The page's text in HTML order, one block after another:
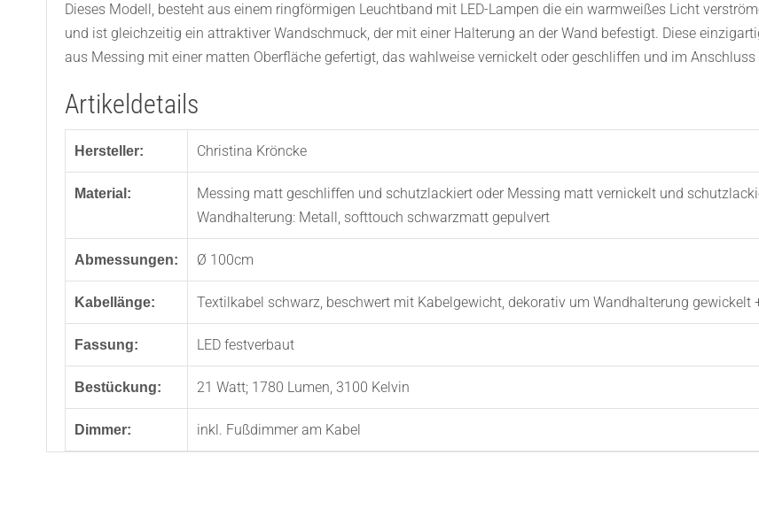
Dieses Modell, besteht aus einem ringförmigen Leuchtband mit LED-Lampen die ein warmweißes Licht
und ist gleichzeitig ein attraktiver Wandschmuck, der mit einer Halterung an der Wand befestigt. Diese
aus Messing mit einer matten Oberfläche gefertigt, das wahlweise vernickelt oder geschliffen und im
Artikeldetails
Hersteller: Christina Kröncke
Material:
Messing matt geschliffen und schutzlackiert oder Messing matt vernickelt und
Wandhalterung: Metall, softtouch schwarzmatt gepulvert
Abmessungen: Ø 100cm
Kabellänge: Textilkabel schwarz, beschwert mit Kabelgewicht, dekorativ um Wandhalterung
Fassung: LED festverbaut
Bestückung: 21 Watt; 1780 Lumen, 3100 Kelvin
Dimmer: inkl. Fußdimmer am Kabel